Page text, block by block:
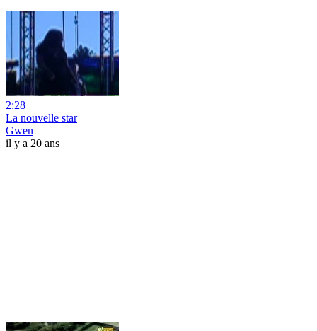
2:28
La nouvelle star
Gwen
il y a 20 ans